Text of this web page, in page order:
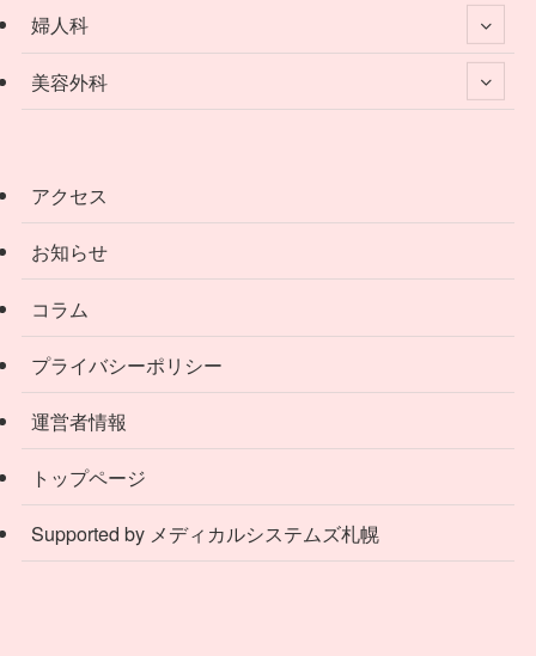
婦人科
美容外科
アクセス
お知らせ
コラム
プライバシーポリシー
運営者情報
トップページ
Supported by メディカルシステムズ札幌